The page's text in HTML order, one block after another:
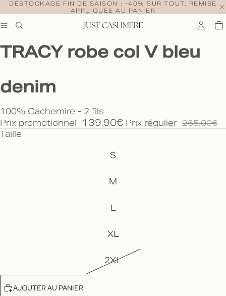
DÉSTOCKAGE FIN DE SAISON : -40% SUR TOUT, REMISE
APPLIQUÉE AU PANIER
TRACY robe col V bleu
denim
100% Cachemire - 2 fils
Prix promotionnel
139,90€ Prix régulier 265,00€
Taille
S
M
L
XL
2XL
AJOUTER AU PANIER